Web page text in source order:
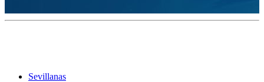
Sevillanas
¿Cuándo se construyó la primera ermita?